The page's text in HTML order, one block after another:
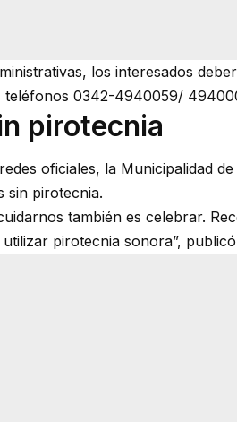
los interesados
teléfonos 0342-4940059/
pirotecnia
oficiales, la Municipalidad
sin pirotecnia.
también es celebrar.
pirotecnia sonora”,